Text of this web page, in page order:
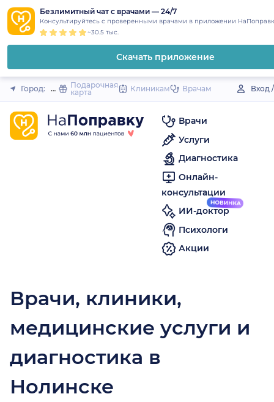
to
content
Безлимитный чат с врачами — 24/7
Консультируйтесь с проверенными врачами в приложении
~30.5 тыс.
Скачать приложение
Закрыть
Город: НолинскПодарочная
карта
Клиникам Врачам Вход
Врачи
Услуги
Диагностика
Онлайн-
консультации
ИИ-доктор
Психологи
Акции
Врачи, клиники,
медицинские услуги и
диагностика в
Нолинске